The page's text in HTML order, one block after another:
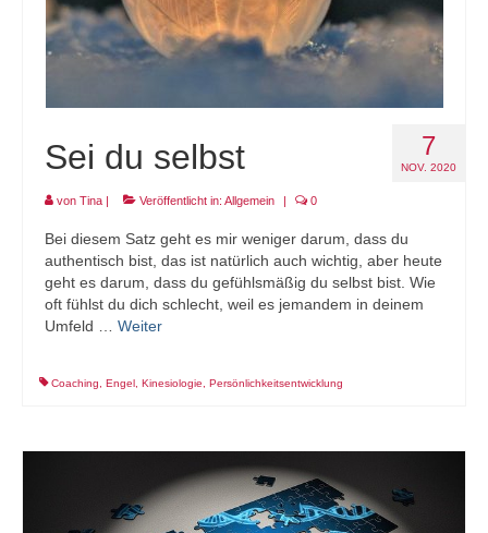
7
NOV. 2020
Sei du selbst
von Tina | Veröffentlicht in: Allgemein | 0
Bei diesem Satz geht es mir weniger darum, dass du
authentisch bist, das ist natürlich auch wichtig, aber heute
geht es darum, dass du gefühlsmäßig du selbst bist. Wie
oft fühlst du dich schlecht, weil es jemandem in deinem
Umfeld … Weiter
Coaching Engel Kinesiologie Persönlichkeitsentwicklung